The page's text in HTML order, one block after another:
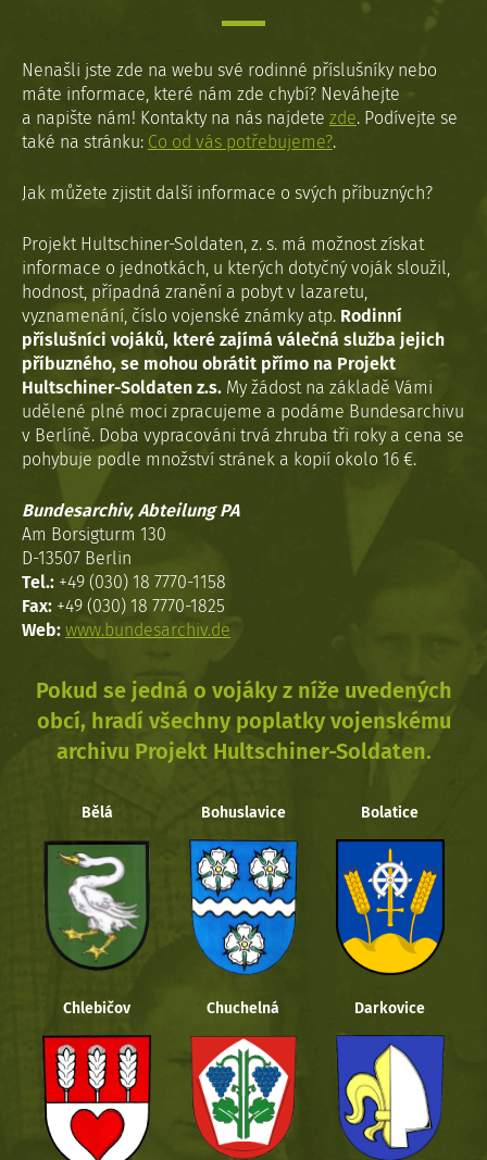
Nenašli jste zde na webu své rodinné příslušníky nebo
máte informace, které nám zde chybí? Neváhejte
a napište nám! Kontakty na nás najdete zde. Podívejte se
také na stránku: Co od vás potřebujeme?.
Jak můžete zjistit další informace o svých příbuzných?
Projekt Hultschiner-Soldaten, z. s. má možnost získat
informace o jednotkách, u kterých dotyčný voják sloužil,
hodnost, případná zranění a pobyt v lazaretu,
vyznamenání, číslo vojenské známky atp. Rodinní
příslušníci vojáků, které zajímá válečná služba jejich
příbuzného, se mohou obrátit přímo na Projekt
Hultschiner-Soldaten z.s. My žádost na základě Vámi
udělené plné moci zpracujeme a podáme Bundesarchivu
v Berlíně. Doba vypracováni trvá zhruba tři roky a cena se
pohybuje podle množství stránek a kopií okolo 16 €.
Bundesarchiv, Abteilung PA
Am Borsigturm 130
D-13507 Berlin
Tel.: +49 (030) 18 7770-1158
Fax: +49 (030) 18 7770-1825
Web: www.bundesarchiv.de
Pokud se jedná o vojáky z níže uvedených
obcí, hradí všechny poplatky vojenskému
archivu Projekt Hultschiner-Soldaten.
Bělá Bohuslavice Bolatice
Chlebičov Chuchelná Darkovice